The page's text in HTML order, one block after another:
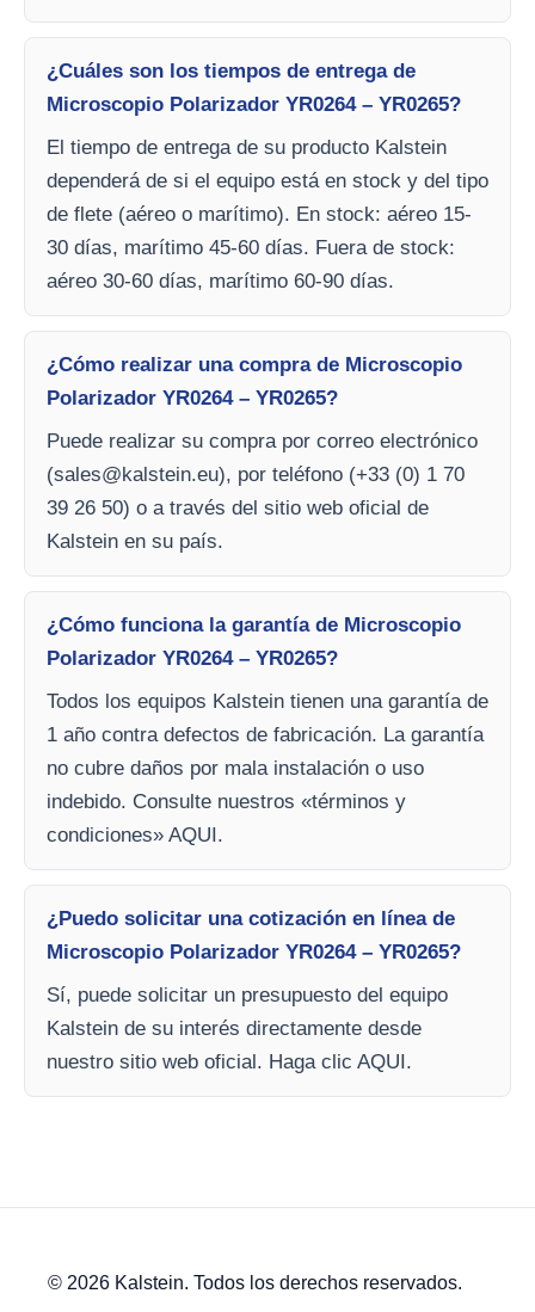
¿Cuáles son los tiempos de entrega de
Microscopio Polarizador YR0264 – YR0265?
El tiempo de entrega de su producto Kalstein
dependerá de si el equipo está en stock y del tipo
de flete (aéreo o marítimo). En stock: aéreo 15-
30 días, marítimo 45-60 días. Fuera de stock:
aéreo 30-60 días, marítimo 60-90 días.
¿Cómo realizar una compra de Microscopio
Polarizador YR0264 – YR0265?
Puede realizar su compra por correo electrónico
(sales@kalstein.eu), por teléfono (+33 (0) 1 70
39 26 50) o a través del sitio web oficial de
Kalstein en su país.
¿Cómo funciona la garantía de Microscopio
Polarizador YR0264 – YR0265?
Todos los equipos Kalstein tienen una garantía de
1 año contra defectos de fabricación. La garantía
no cubre daños por mala instalación o uso
indebido. Consulte nuestros «términos y
condiciones» AQUI.
¿Puedo solicitar una cotización en línea de
Microscopio Polarizador YR0264 – YR0265?
Sí, puede solicitar un presupuesto del equipo
Kalstein de su interés directamente desde
nuestro sitio web oficial. Haga clic AQUI.
© 2026 Kalstein. Todos los derechos reservados.